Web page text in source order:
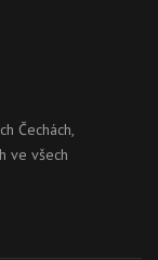
Čechách,
ve všech